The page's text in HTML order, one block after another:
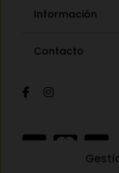
Información
Formas de
Contacto